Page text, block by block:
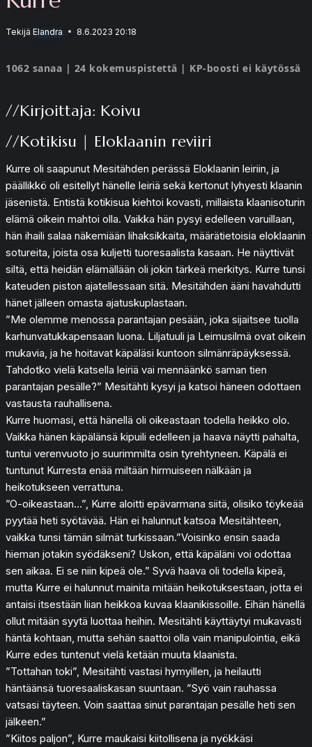
Tekijä Elandra 8.6.2023 20:18
1062 sanaa | 24 kokemuspistettä | KP-boosti ei käytössä
//Kirjoittaja: Koivu
//Kotikisu | Eloklaanin reviiri
Kurre oli saapunut Mesitähden perässä Eloklaanin leiriin, ja
päällikkö oli esitellyt hänelle leiriä sekä kertonut lyhyesti klaanin
jäsenistä. Entistä kotikisua kiehtoi kovasti, millaista klaanisoturin
elämä oikein mahtoi olla. Vaikka hän pysyi edelleen varuillaan,
hän ihaili salaa näkemiään lihaksikkaita, määrätietoisia eloklaanin
sotureita, joista osa kuljetti tuoresaalista kasaan. He näyttivät
siltä, että heidän elämällään oli jokin tärkeä merkitys. Kurre tunsi
kateuden piston ajatellessaan sitä. Mesitähden ääni havahdutti
hänet jälleen omasta ajatuskuplastaan.
”Me olemme menossa parantajan pesään, joka sijaitsee tuolla
karhunvatukkapensaan luona. Liljatuuli ja Leimusilmä ovat oikein
mukavia, ja he hoitavat käpäläsi kuntoon silmänräpäyksessä.
Tahdotko vielä katsella leiriä vai mennäänkö saman tien
parantajan pesälle?” Mesitähti kysyi ja katsoi häneen odottaen
vastausta rauhallisena.
Kurre huomasi, että hänellä oli oikeastaan todella heikko olo.
Vaikka hänen käpälänsä kipuili edelleen ja haava näytti pahalta,
tuntui verenvuoto jo suurimmilta osin tyrehtyneen. Käpälä ei
tuntunut Kurresta enää miltään hirmuiseen nälkään ja
heikotukseen verrattuna.
”O-oikeastaan…”, Kurre aloitti epävarmana siitä, olisiko töykeää
pyytää heti syötävää. Hän ei halunnut katsoa Mesitähteen,
vaikka tunsi tämän silmät turkissaan.”Voisinko ensin saada
hieman jotakin syödäkseni? Uskon, että käpäläni voi odottaa
sen aikaa. Ei se niin kipeä ole.” Syvä haava oli todella kipeä,
mutta Kurre ei halunnut mainita mitään heikotuksestaan, jotta ei
antaisi itsestään liian heikkoa kuvaa klaanikissoille. Eihän hänellä
ollut mitään syytä luottaa heihin. Mesitähti käyttäytyi mukavasti
häntä kohtaan, mutta sehän saattoi olla vain manipulointia, eikä
Kurre edes tuntenut vielä ketään muuta klaanista.
”Tottahan toki”, Mesitähti vastasi hymyillen, ja heilautti
häntäänsä tuoresaaliskasan suuntaan. ”Syö vain rauhassa
vatsasi täyteen. Voin saattaa sinut parantajan pesälle heti sen
jälkeen.”
”Kiitos paljon”, Kurre maukaisi kiitollisena ja nyökkäsi